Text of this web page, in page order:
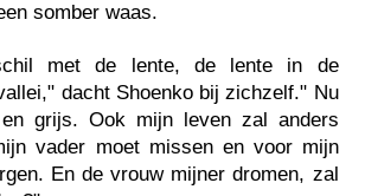
somber waas.
met de lente, de lente in de
dacht Shoenko bij zichzelf." Nu
grijs. Ook mijn leven zal anders
vader moet missen en voor mijn
En de vrouw mijner dromen, zal